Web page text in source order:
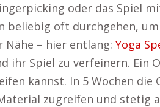
oder das Spiel
beliebig oft durchgehen,
– hier entlang: Yoga
ihr Spiel zu verfeinern. Ein
kannst. In 5 Wochen die
zugreifen und stetig